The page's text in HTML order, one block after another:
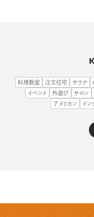
料理教室 注文住宅 サウナ
イベント
外遊び サロン
アメリカン
イン